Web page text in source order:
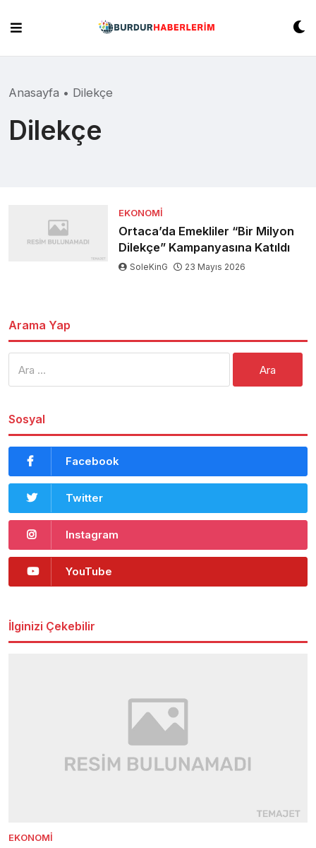
content
Anasayfa • Dilekçe
Dilekçe
EKONOMI
Ortaca’da Emekliler “Bir Milyon
Dilekçe” Kampanyasına Katıldı
SoleKinG 23 Mayıs 2026
Arama Yap
Sosyal
Facebook
Twitter
Instagram
YouTube
İlginizi Çekebilir
EKONOMI